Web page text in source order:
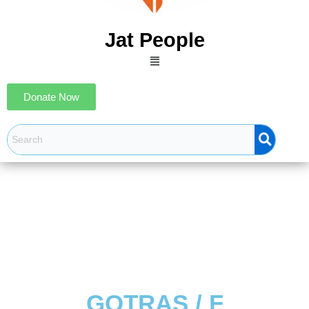
Jat People
Menu
Donate Now
GOTRAS / F